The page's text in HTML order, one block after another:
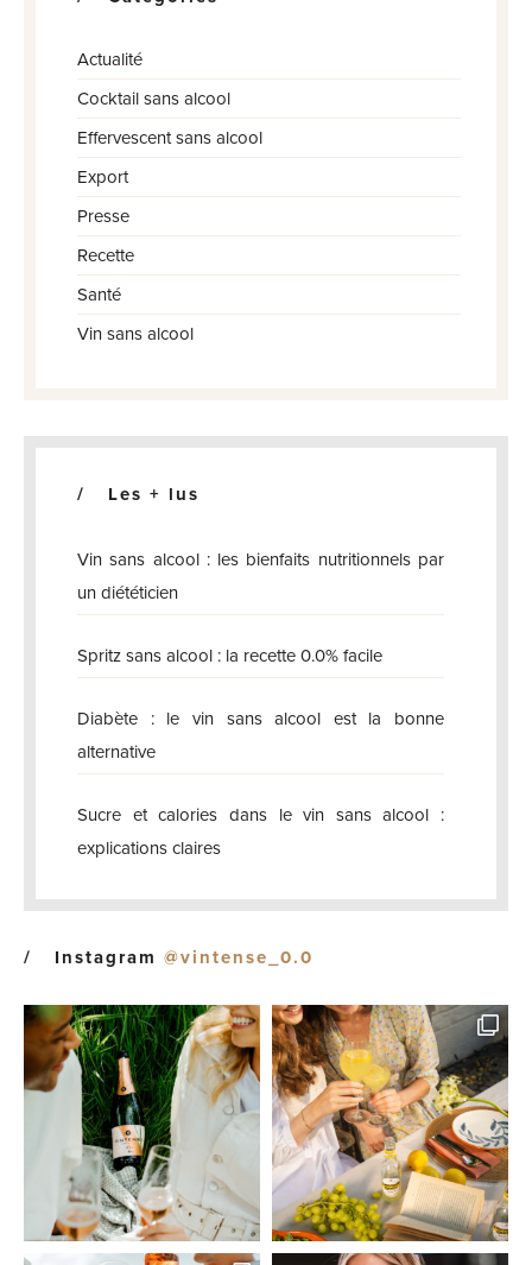
Actualité
Cocktail sans alcool
Effervescent sans alcool
Export
Presse
Recette
Santé
Vin sans alcool
Les + lus
Vin sans alcool : les bienfaits nutritionnels par
un diététicien
Spritz sans alcool : la recette 0.0% facile
Diabète : le vin sans alcool est la bonne
alternative
Sucre et calories dans le vin sans alcool :
explications claires
Instagram @vintense_0.0